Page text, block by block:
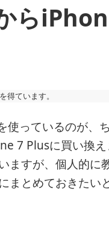
ら
得ています。
っているのが、
7 Plusに買い換
ますが、個人的に
とめておきたい